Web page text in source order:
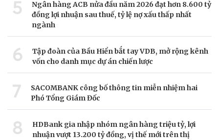
5
Ngân hàng ACB nửa đầu năm 2026 đạt hơn 8.600 tỷ
đồng lợi nhuận sau thuế, tỷ lệ nợ xấu thấp nhất
ngành
6
Tập đoàn của Bầu Hiển bắt tay VDB, mở rộng kênh
vốn cho danh mục dự án chiến lược
7
SACOMBANK công bố thông tin miễn nhiệm hai
Phó Tổng Giám Đốc
8
HDBank gia nhập nhóm ngân hàng triệu tỷ, lợi
nhuận vượt 13.200 tỷ đồng, vị thế mới trên thị